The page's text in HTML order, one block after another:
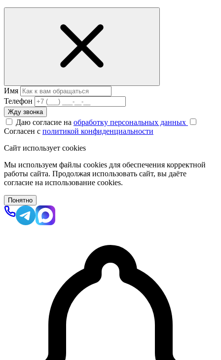
Имя
Телефон
Жду звонка
Даю согласие на обработку персональных данных
Согласен с политикой конфиденциальности
Сайт использует cookies
Мы используем файлы cookies для обеспечения корректной
работы сайта. Продолжая использовать сайт, вы даёте
согласие на использование cookies.
Понятно